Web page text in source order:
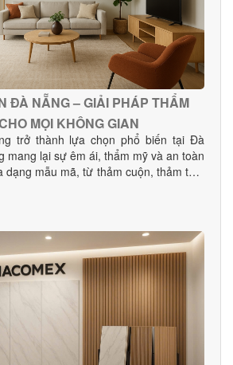
ĐÀ NẴNG – GIẢI PHÁP THẨM
MỌI KHÔNG GIAN
trở thành lựa chọn phổ biến tại Đà
mang lại sự êm ái, thẩm mỹ và an toàn
mẫu mã, từ thảm cuộn, thảm tấm
thi công dự án.